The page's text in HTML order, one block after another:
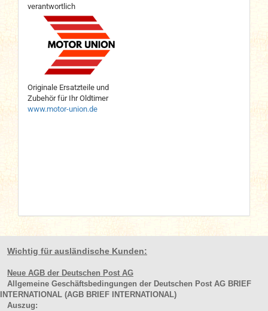
verantwortlich
Originale Ersatzteile und
Zubehör für Ihr Oldtimer
www.motor-union.de
Wichtig für ausländische Kunden:
Neue AGB der Deutschen Post AG
Allgemeine Geschäftsbedingungen der Deutschen Post AG BRIEF
INTERNATIONAL (AGB BRIEF INTERNATIONAL)
Auszug: